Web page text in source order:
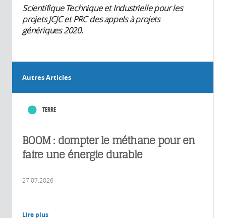
Scientifique Technique et Industrielle pour les
projets JCJC et PRC des appels à projets
génériques 2020.
Autres Articles
TERRE
BOOM : dompter le méthane pour en
faire une énergie durable
27.07.2026
Lire plus